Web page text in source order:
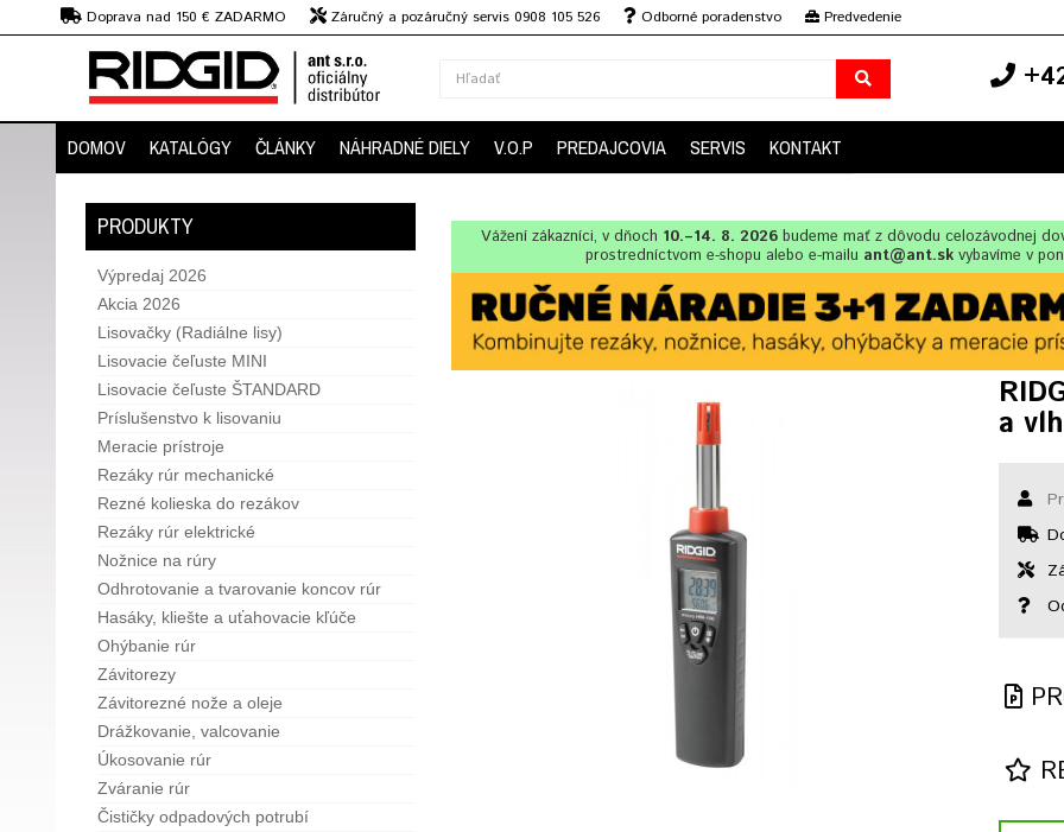
Doprava nad 150 € ZADARMO Záručný a pozáručný servis 0908 105 526 Odborné poradenstvo
Predvedenie
strojov
DOMOV KATALÓGY ČLÁNKY NÁHRADNÉ DIELY V.O.P PREDAJCOVIA SERVIS KONTAKT
PRODUKTY
Výpredaj 2026
Akcia 2026
Lisovačky (Radiálne lisy)
Lisovacie čeľuste MINI
Lisovacie čeľuste ŠTANDARD
Príslušenstvo k lisovaniu
Meracie prístroje
Rezáky rúr mechanické
Rezné kolieska do rezákov
Rezáky rúr elektrické
Nožnice na rúry
Odhrotovanie a tvarovanie koncov rúr
Hasáky, kliešte a uťahovacie kľúče
Ohýbanie rúr
Závitorezy
Závitorezné nože a oleje
Drážkovanie, valcovanie
Úkosovanie rúr
Zváranie rúr
Čističky odpadových potrubí
Vážení zákazníci, v dňoch 10.–14. 8. 2026budeme mať z dôvodu celozávodnej
prostredníctvom e-shopu alebo e-mailu ant@ant.sk vybavíme v
a